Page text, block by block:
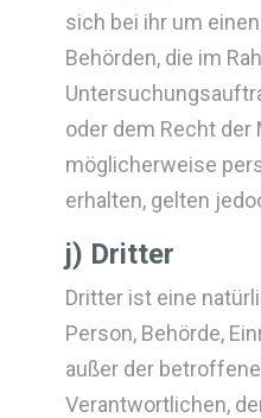
sich bei ihr um
Behörden, die im
oder dem Recht der
möglicherweise
erhalten, gelten
j) Dritter
Dritter ist eine
Person, Behörde,
außer der
Verantwortlichen,